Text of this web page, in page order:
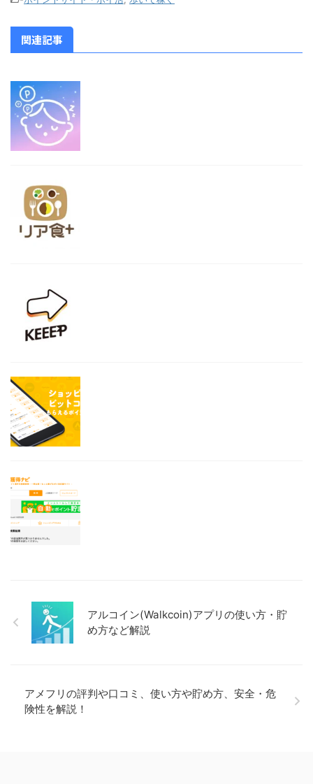
関連記事
アルコイン(Walkcoin)アプリの使い方・貯
め方など解説
アメフリの評判や口コミ、使い方や貯め方、安全・危
険性を解説！